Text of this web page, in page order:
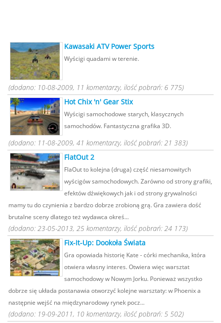
Kawasaki ATV Power Sports
Wyścigi quadami w terenie.
(dodano: 10-08-2009, 11 komentarzy, ilość pobrań: 6 775)
Hot Chix 'n' Gear Stix
Wyścigi samochodowe starych, klasycznych
samochodów. Fantastyczna grafika 3D.
(dodano: 11-08-2009, 41 komentarzy, ilość pobrań: 21 383)
FlatOut 2
FlaOut to kolejna (druga) część niesamowitych
wyścigów samochodowych. Zarówno od strony grafiki,
efektów dźwiękowych jak i od strony grywalności
mamy tu do czynienia z bardzo dobrze zrobioną grą. Gra zawiera dość
brutalne sceny dlatego też wydawca okreś...
(dodano: 23-05-2013, 25 komentarzy, ilość pobrań: 24 173)
Fix-It-Up: Dookoła Świata
Gra opowiada historię Kate - córki mechanika, która
otwiera własny interes. Otwiera więc warsztat
samochodowy w Nowym Jorku. Ponieważ wszystko
dobrze się układa postanawia otworzyć kolejne warsztaty: w Phoenix a
następnie wejść na międzynarodowy rynek pocz...
(dodano: 19-09-2011, 10 komentarzy, ilość pobrań: 5 502)